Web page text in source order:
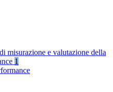
misurazione e valutazione della
1